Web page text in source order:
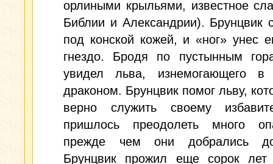
орлиными крыльями, известное
Библии и Александрии). Брунцвик
под конской кожей, и «ног» унес
гнездо. Бродя по пустынным
увидел льва, изнемогающего
драконом. Брунцвик помог льву,
верно служить своему
пришлось преодолеть много
прежде чем они добрались
Брунцвик прожил еще сорок